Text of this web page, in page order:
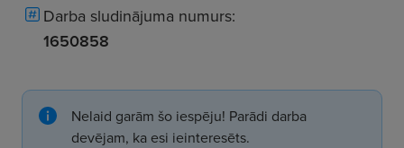
Darba sludinājuma numurs:
1650858
Nelaid garām šo iespēju! Parādi darba
devējam, ka esi ieinteresēts.